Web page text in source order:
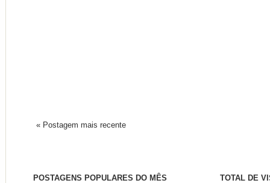
« Postagem mais recente
POSTAGENS POPULARES DO MÊS TOTAL DE